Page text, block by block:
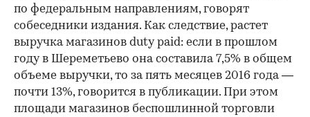
по федеральным направлениям, говорят
собеседники издания. Как следствие, растет
выручка магазинов duty paid: если в прошлом
году в Шереметьево она составила 7,5% в общем
объеме выручки, то за пять месяцев 2016 года —
почти 13%, говорится в публикации. При этом
площади магазинов беспошлинной торговли